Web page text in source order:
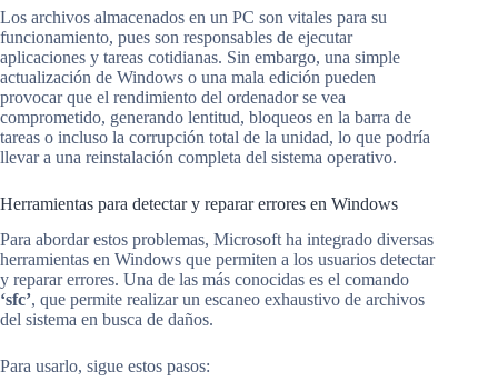
Los archivos almacenados en un PC son vitales para su
funcionamiento, pues son responsables de ejecutar
aplicaciones y tareas cotidianas. Sin embargo, una simple
actualización de Windows o una mala edición pueden
provocar que el rendimiento del ordenador se vea
comprometido, generando lentitud, bloqueos en la barra de
tareas o incluso la corrupción total de la unidad, lo que podría
llevar a una reinstalación completa del sistema operativo.
Herramientas para detectar y reparar errores en Windows
Para abordar estos problemas, Microsoft ha integrado diversas
herramientas en Windows que permiten a los usuarios detectar
y reparar errores. Una de las más conocidas es el comando
‘sfc’, que permite realizar un escaneo exhaustivo de archivos
del sistema en busca de daños.
Para usarlo, sigue estos pasos: